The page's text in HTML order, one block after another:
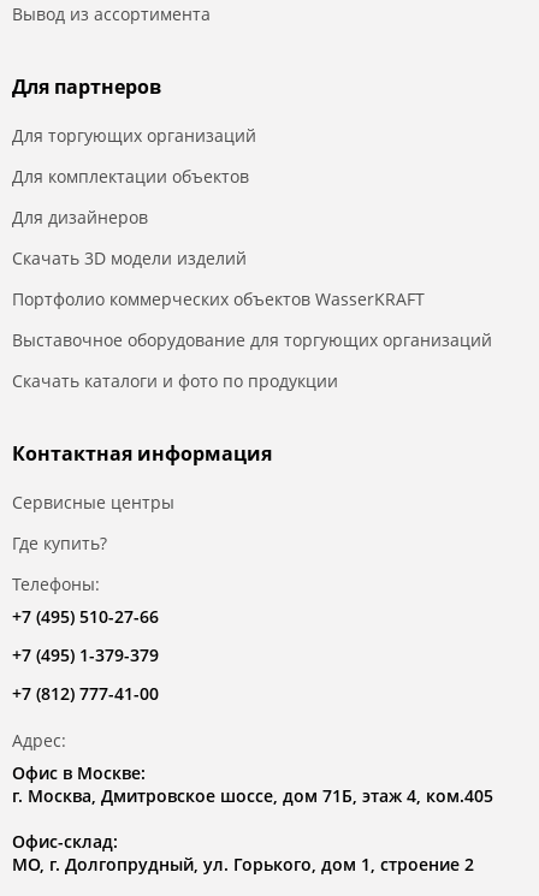
Вывод из ассортимента
Для партнеров
Для торгующих организаций
Для комплектации объектов
Для дизайнеров
Скачать 3D модели изделий
Портфолио коммерческих объектов WasserKRAFT
Выставочное оборудование для торгующих организаций
Скачать каталоги и фото по продукции
Контактная информация
Сервисные центры
Где купить?
Телефоны:
+7 (495) 510-27-66
+7 (495) 1-379-379
+7 (812) 777-41-00
Адрес:
Офис в Москве:
г. Москва, Дмитровское шоссе, дом 71Б, этаж 4, ком.405
Офис-склад:
МО, г. Долгопрудный, ул. Горького, дом 1, строение 2